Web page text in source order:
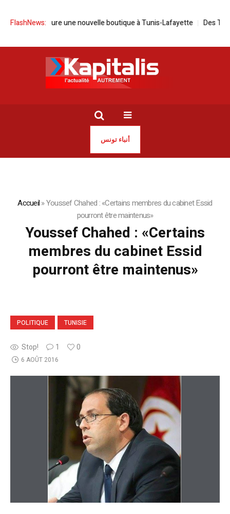
FlashNews:
inaugure une nouvelle boutique à Tunis-Lafayette Des
أنباء تونس
Accueil»Youssef Chahed : «Certains membres du cabinet Essid
pourront être maintenus»
Youssef Chahed : «Certains
membres du cabinet Essid
pourront être maintenus»
POLITIQUE TUNISIE
Stop! 1 0
6 AOÛT 2016